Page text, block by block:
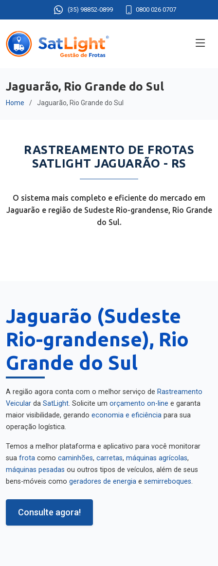
(35) 98852-0899 0800 026 0707
Jaguarão, Rio Grande do Sul
Home Jaguarão, Rio Grande do Sul
RASTREAMENTO DE FROTAS
SATLIGHT JAGUARÃO - RS
O sistema mais completo e eficiente do mercado em
Jaguarão e região de Sudeste Rio-grandense, Rio Grande
do Sul.
Jaguarão (Sudeste
Rio-grandense), Rio
Grande do Sul
A região agora conta com o melhor serviço de Rastreamento
Veicular da SatLight. Solicite um orçamento on-line e garanta
maior visibilidade, gerando economia e eficiência para sua
operação logística.
Temos a melhor plataforma e aplicativo para você monitorar
sua frota como caminhões, carretas, máquinas agrícolas,
máquinas pesadas ou outros tipos de veículos, além de seus
bens-móveis como geradores de energia e semirreboques.
Consulte agora!